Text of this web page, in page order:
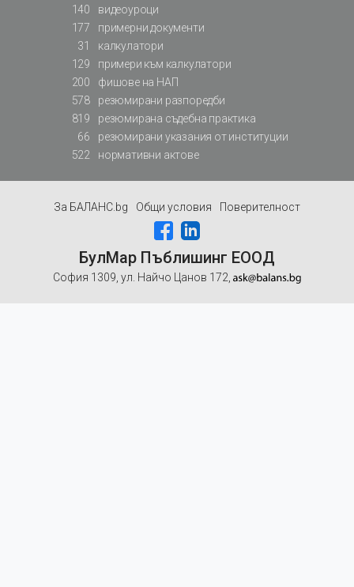
140
видеоуроци
177
примерни документи
31
калкулатори
129
примери към калкулатори
200
фишове на НАП
578
резюмирани разпоредби
819
резюмирана съдебна практика
66
резюмирани указания от институции
522
нормативни актове
За БАЛАНС.bg Общи условия Поверителност
БулМар Пъблишинг ЕООД
София 1309, ул. Найчо Цанов 172,